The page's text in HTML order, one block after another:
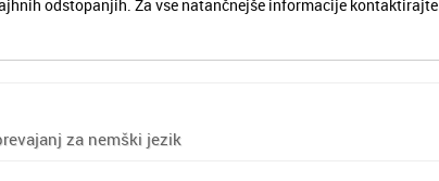
odstopanjih. Za vse natančnejše informacije kontaktirajte
za nemški jezik